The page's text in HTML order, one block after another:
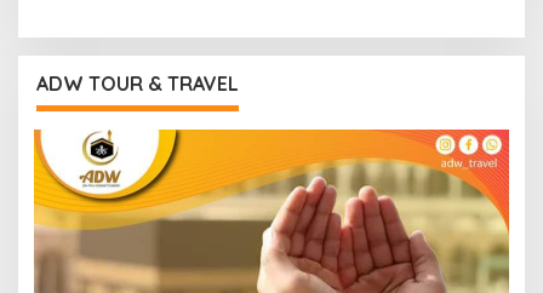
ADW TOUR & TRAVEL